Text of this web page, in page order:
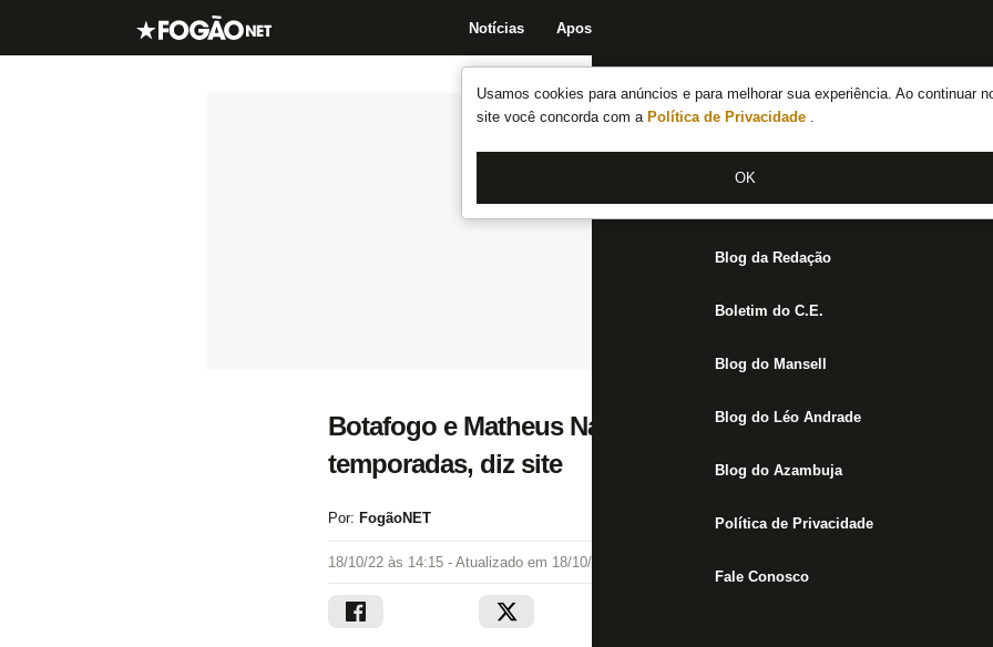
Usamos cookies para anúncios e para melhorar sua experiência. Ao continuar
site você concorda com a Política de Privacidade .
OK
Notícias Apostas
Notícias do Botafogo
Fórum
Jogos
Blog da Redação
Boletim do C.E.
Blog do Mansell
Blog do Léo Andrade
Blog do Azambuja
Política de Privacidade
Fale Conosco
Botafogo e Matheus Nascimento encaminham
temporadas, diz site
Por: FogãoNET
18/10/22 às 14:15 - Atualizado em 18/10/22 às 16:11